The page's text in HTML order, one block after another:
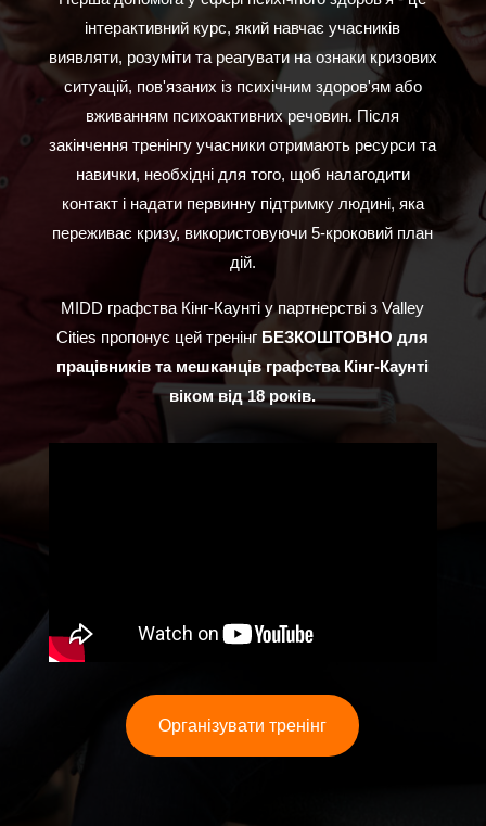
інтерактивний курс, який навчає учасників
виявляти, розуміти та реагувати на ознаки кризових
ситуацій, пов'язаних із психічним здоров'ям або
вживанням психоактивних речовин. Після
закінчення тренінгу учасники отримають ресурси та
навички, необхідні для того, щоб налагодити
контакт і надати первинну підтримку людині, яка
переживає кризу, використовуючи 5-кроковий план
дій.
MIDD графства Кінг-Каунті у партнерстві з Valley
Cities пропонує цей тренінг БЕЗКОШТОВНО для
працівників та мешканців графства Кінг-Каунті
віком від 18 років.
Організувати тренінг